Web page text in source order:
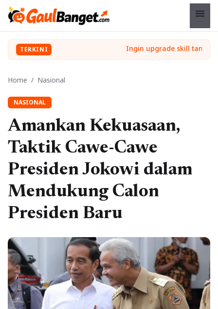
menu
TERKINI
Home / Nasional
NASIONAL
Amankan Kekuasaan,
Taktik Cawe-Cawe
Presiden Jokowi dalam
Mendukung Calon
Presiden Baru